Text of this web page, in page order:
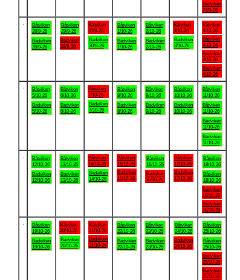
Badviken
27/9-26
Båtviken
28/9-26
Badviken
28/9-26
Båtviken
29/9-26
Badviken
29/9-26
Båtviken
30/9-26
Badviken
30/9-26
Båtviken
1/10-26
Badviken
1/10-26
Båtviken
2/10-26
Badviken
2/10-26
Båtviken
3/10-26
Badviken
3/10-26
Båtviken
4/10-26
Båtviken
4/10-26
Badviken
4/10-26
Badviken
4/10-26
Båtviken
5/10-26
Badviken
5/10-26
Båtviken
6/10-26
Badviken
6/10-26
Båtviken
7/10-26
Badviken
7/10-26
Båtviken
8/10-26
Badviken
8/10-26
Båtviken
9/10-26
Badviken
9/10-26
Båtviken
10/10-26
Badviken
10/10-26
Båtviken
11/10-26
Båtviken
11/10-26
Badviken
11/10-26
Badviken
11/10-26
Båtviken
12/10-26
Badviken
12/10-26
Båtviken
13/10-26
Badviken
13/10-26
Båtviken
14/10-26
Badviken
14/10-26
Båtviken
15/10-26
Badviken
15/10-26
Båtviken
16/10-26
Badviken
16/10-26
Båtviken
17/10-26
Badviken
17/10-26
Båtviken
18/10-26
Båtviken
18/10-26
Badviken
18/10-26
Badviken
18/10-26
Båtviken
19/10-26
Badviken
19/10-26
Båtviken
20/10-26
Badviken
20/10-26
Båtviken
21/10-26
Badviken
21/10-26
Båtviken
22/10-26
Badviken
22/10-26
Båtviken
23/10-26
Badviken
23/10-26
Båtviken
24/10-26
Badviken
24/10-26
Båtviken
25/10-26
Båtviken
25/10-26
Badviken
25/10-26
Badviken
25/10-26